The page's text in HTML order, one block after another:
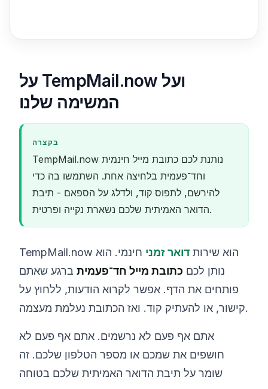
על TempMail.now ועל
המשימה שלנו
בקצרה
וחד־פעמית בלחיצה אחת. השתמשו בה כדי
להירשם, לתפוס קוד, ולדלג על הספאם - תיבת
הדואר האמיתית שלכם נשארת נקייה ופרטית.
‏TempMail.now הוא שירות דואר זמני חינמי. הוא
נותן לכם כתובת מייל חד־פעמית ברגע שאתם
פותחים את הדף. אפשר לקרוא הודעות, ללחוץ על
קישור, או להעתיק קוד. ואז הכתובת נעלמת מעצמה.
אתם אף פעם לא נרשמים. אתם אף פעם לא
חושפים את שמכם או מספר הטלפון שלכם. זה
שומר על תיבת הדואר האמיתית שלכם בטוחה